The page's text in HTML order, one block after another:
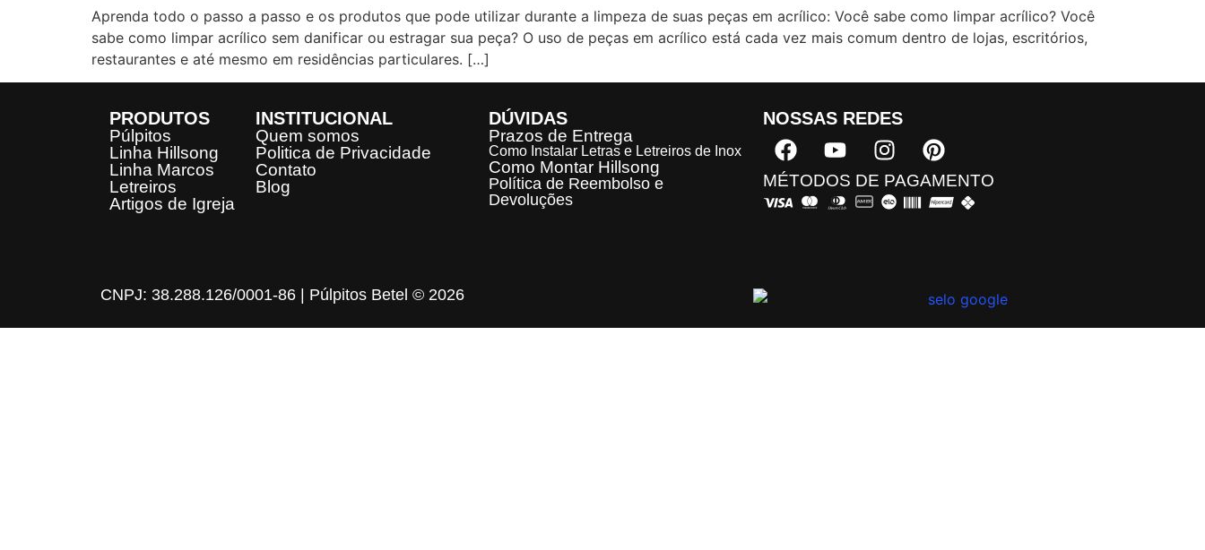
Aprenda todo o passo a passo e os produtos que pode utilizar durante a limpeza de suas peças em acrílico: Você sabe como limpar acrílico? Você
sabe como limpar acrílico sem danificar ou estragar sua peça? O uso de peças em acrílico está cada vez mais comum dentro de lojas, escritórios,
restaurantes e até mesmo em residências particulares. […]
PRODUTOS
Púlpitos
Linha Hillsong
Linha Marcos
Letreiros
Artigos de Igreja
INSTITUCIONAL
Quem somos
Politica de Privacidade
Contato
Blog
DÚVIDAS
Prazos de Entrega
Como Instalar Letras e Letreiros de Inox
Como Montar Hillsong
Política de Reembolso e
Devoluções
NOSSAS REDES​
MÉTODOS DE PAGAMENTO​
CNPJ: 38.288.126/0001-86 | Púlpitos Betel © 2026